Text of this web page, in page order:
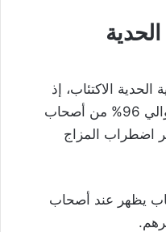
الاكتئاب، إذ
أظهرت إحدى الدراسات أن حوالي 96%‎ من أصحاب
اضطراب المزاج
يظهر عند أصحاب